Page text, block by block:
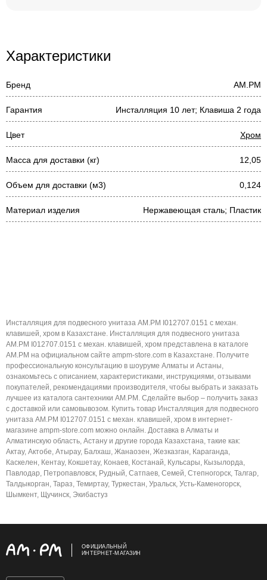
Характеристики
Бренд AM.PM
Гарантия Инсталляция 10 лет; Клавиша 2 года
Цвет Хром
Масса для доставки (кг) 12,05
Объем для доставки (м3) 0,124
Материал изделия Нержавеющая сталь; Пластик
Инсталляция для подвесного унитаза AM.PM I012707.0151 с механ.
клавишей, хром в Казахстане. Инсталляция для подвесного унитаза
AM.PM I012707.0151 с механ. клавишей, хром представлена в каталоге
AM.PM на официальном сайте ampm-store.com в Казахстане. Получите
профессиональную консультацию в шоуруме Алматы и Астаны,
ознакомьтесь с описанием, характеристиками, инструкциями, отзывами
покупателей, рекомендациями производителя, чтобы выбрать и заказать
лучшее из каталога сантехники AM.PM. Сделайте выбор – получить заказ
с доставкой или самовывозом. Купить товар Инсталляция для подвесного
унитаза AM.PM I012707.0151 с механ. клавишей, хром в интернет-
магазине ampm-store.com можно онлайн. Доставка в Алматы и
Алматинскую область, Астану и другие города Казахстана, такие как:
Актау, Актобе, Атырау, Балхаш, Жанаозен, Жезказган, Караганда,
Каскелен, Кентау, Кокшетау, Конаев, Костанай, Кульсары, Кызылорда,
Павлодар, Петропавловск, Рудный, Сатпаев, Семей, Степногорск, Талгар,
Талдыкорган, Тараз, Темиртау, Туркестан, Уральск, Усть-Каменогорск,
Шымкент, Щучинск, Экибастуз
ОФИЦИАЛЬНЫЙ
ИНТЕРНЕТ-МАГАЗИН